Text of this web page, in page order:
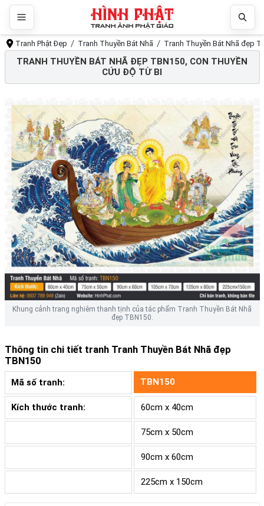
Tranh Phật Đẹp Tranh Thuyền Bát Nhã Tranh Thuyền Bát Nhã đẹp
TRANH THUYỀN BÁT NHÃ ĐẸP TBN150, CON THUYỀN
CỨU ĐỘ TỪ BI
Khung cảnh trang nghiêm thanh tịnh của tác phẩm Tranh Thuyền Bát Nhã
đẹp TBN150.
Thông tin chi tiết tranh Tranh Thuyền Bát Nhã đẹp
TBN150
Mã số tranh: TBN150
Kích thước tranh: 60cm x 40cm
75cm x 50cm
90cm x 60cm
225cm x 150cm